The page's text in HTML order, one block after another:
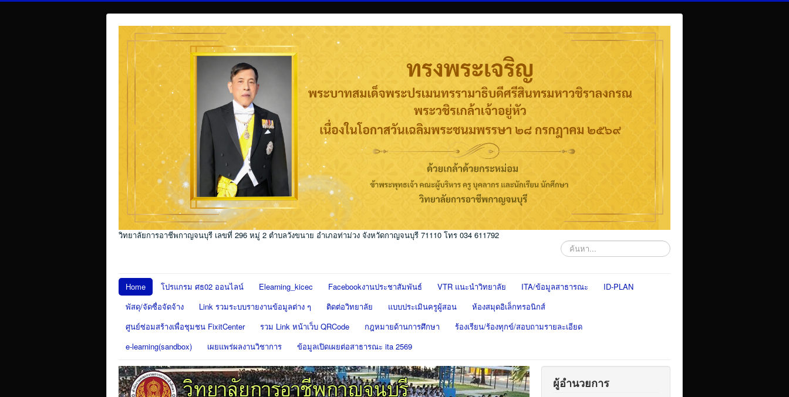
วิทยาลัยการอาชีพกาญจนบุรี เลขที่ 296 หมู่ 2 ตำบลวังขนาย อำเภอท่าม่วง จังหวัดกาญจนบุรี 71110 โทร 034 611792
ค้นหา...
Home โปรแกรม ศธ02 ออนไลน์ Elearning_kicec Facebookงานประชาสัมพันธ์ VTR แนะนำวิทยาลัย ITA/ข้อมูลสาธารณะ
ID-PLAN
พัสดุ/จัดซื่อจัดจ้าง
Link รวมระบบรายงานข้อมูลต่าง ๆ ติดต่อวิทยาลัย แบบประเมินครูผู้สอน
ห้องสมุดอิเล็กทรอนิกส์
ศูนย์ซ่อมสร้างเพื่อชุมชน FixitCenter
รวม Link หน้าเว็บ QRCode กฎหมายด้านการศึกษา
ร้องเรียน/ร้องทุกข์/สอบถามรายละเอียด
e-learning(sandbox)
เผยแพร่ผลงานวิชาการ ข้อมูลเปิดเผยต่อสาธารณะ ita 2569
ผู้อำนวยการ